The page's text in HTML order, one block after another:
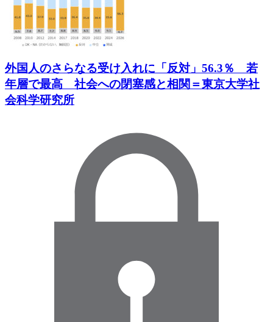
外国人のさらなる受け入れに「反対」56.3％ 若
年層で最高 社会への閉塞感と相関＝東京大学社
会科学研究所